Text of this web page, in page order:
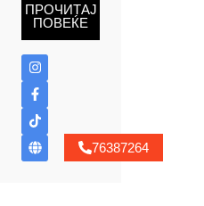
ПРОЧИТАЈ
ПОВЕЌЕ
76387264